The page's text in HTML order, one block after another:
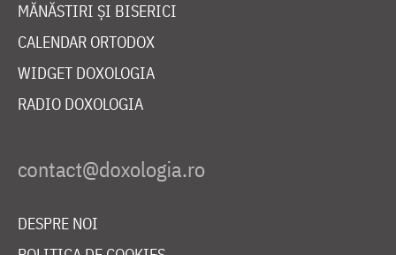
MĂNĂSTIRI ȘI BISERICI
CALENDAR ORTODOX
WIDGET DOXOLOGIA
RADIO DOXOLOGIA
DESPRE NOI